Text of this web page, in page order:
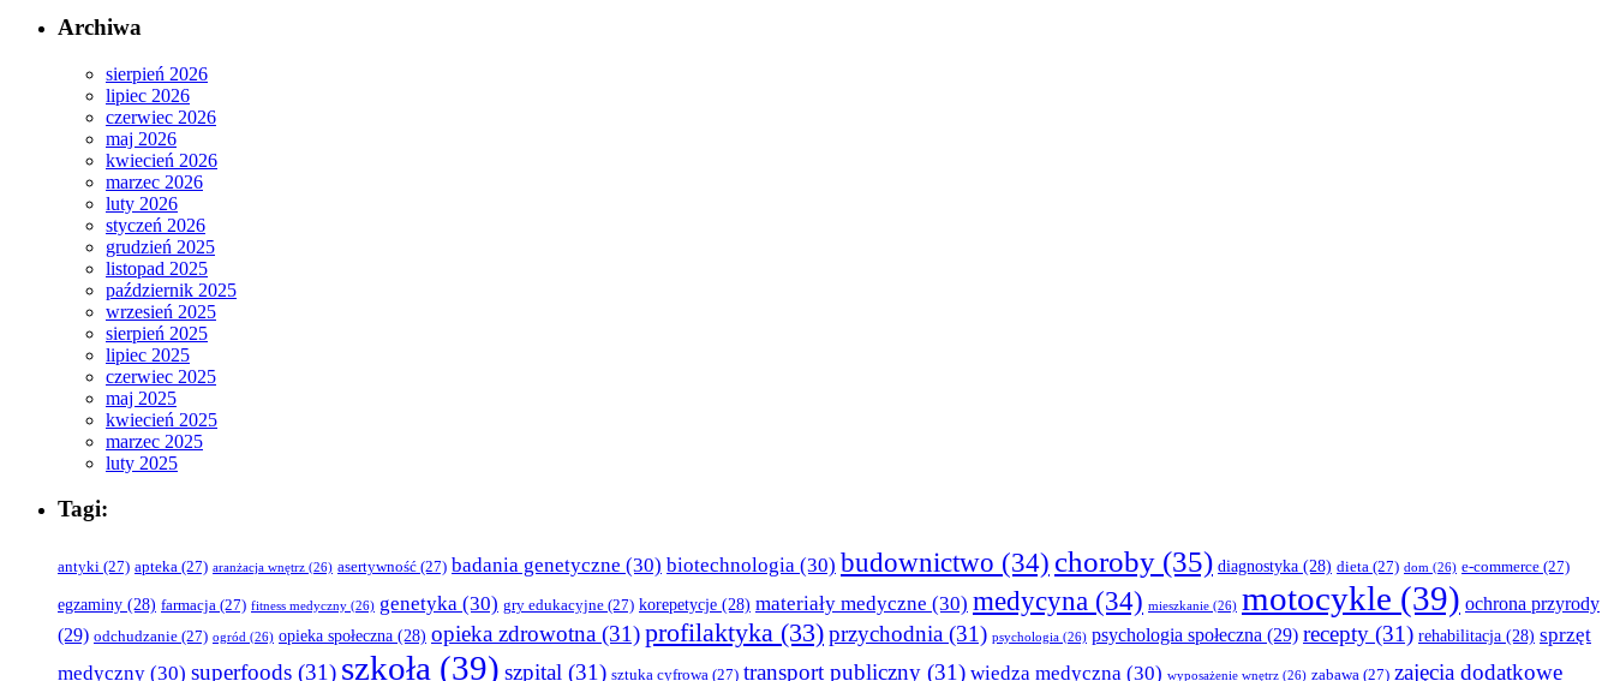
Archiwa
sierpień 2026
lipiec 2026
czerwiec 2026
maj 2026
kwiecień 2026
marzec 2026
luty 2026
styczeń 2026
grudzień 2025
listopad 2025
październik 2025
wrzesień 2025
sierpień 2025
lipiec 2025
czerwiec 2025
maj 2025
kwiecień 2025
marzec 2025
luty 2025
Tagi:
antyki (27) apteka (27) aranżacja wnętrz (26) asertywność (27) badania genetyczne (30) biotechnologia (30) budownictwo (34) choroby (35) diagnostyka (28) dieta (27) dom (26) e-commerce (27)
egzaminy (28) farmacja (27) fitness medyczny (26) genetyka (30) gry edukacyjne (27) korepetycje (28) materiały medyczne (30) medycyna (34) mieszkanie (26) motocykle (39) ochrona przyrody
(29) odchudzanie (27) ogród (26) opieka społeczna (28) opieka zdrowotna (31)profilaktyka (33)przychodnia (31) psychologia (26) psychologia społeczna (29) recepty (31) rehabilitacja (28) sprzęt
medyczny (30) superfoods (31) szkoła (39) szpital (31) sztuka cyfrowa (27) transport publiczny (31) wiedza medyczna (30) wyposażenie wnętrz (26) zabawa (27) zajęcia dodatkowe